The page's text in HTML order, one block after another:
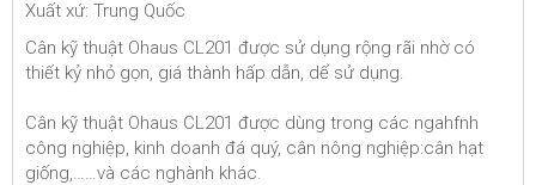
Xuất xứ: Trung Quốc
Cân kỹ thuật Ohaus CL201 được sử dụng rộng rãi nhờ có
thiết kỷ nhỏ gọn, giá thành hấp dẫn, dể sử dụng.
Cân kỹ thuật Ohaus CL201 được dùng trong các ngahfnh
công nghiệp, kinh doanh đá quý, cân nông nghiệp:cân hạt
giống,……và các nghành khác.